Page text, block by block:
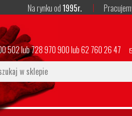
Na rynku od1995r.
502lub728 970 900lub62 760 26 47